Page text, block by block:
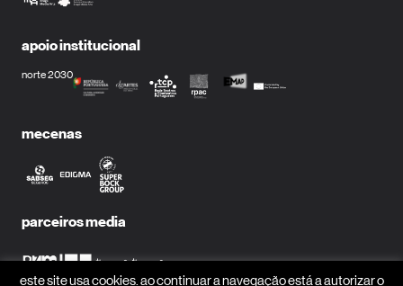
apoio institucional
norte 2030
mecenas
parceiros media
este site usa cookies. ao continuar a navegação está a autorizar o